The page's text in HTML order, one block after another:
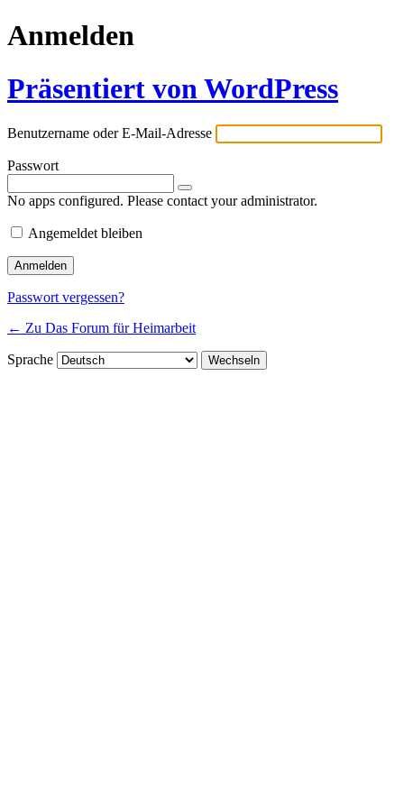
Anmelden
Präsentiert von WordPress
Benutzername oder E-Mail-Adresse
Passwort
No apps configured. Please contact your administrator.
Angemeldet bleiben
Passwort vergessen?
← Zu Das Forum für Heimarbeit
Sprache